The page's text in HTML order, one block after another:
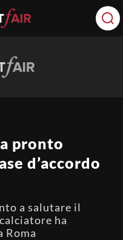
pronto
d’accordo
a salutare il
ha
Roma